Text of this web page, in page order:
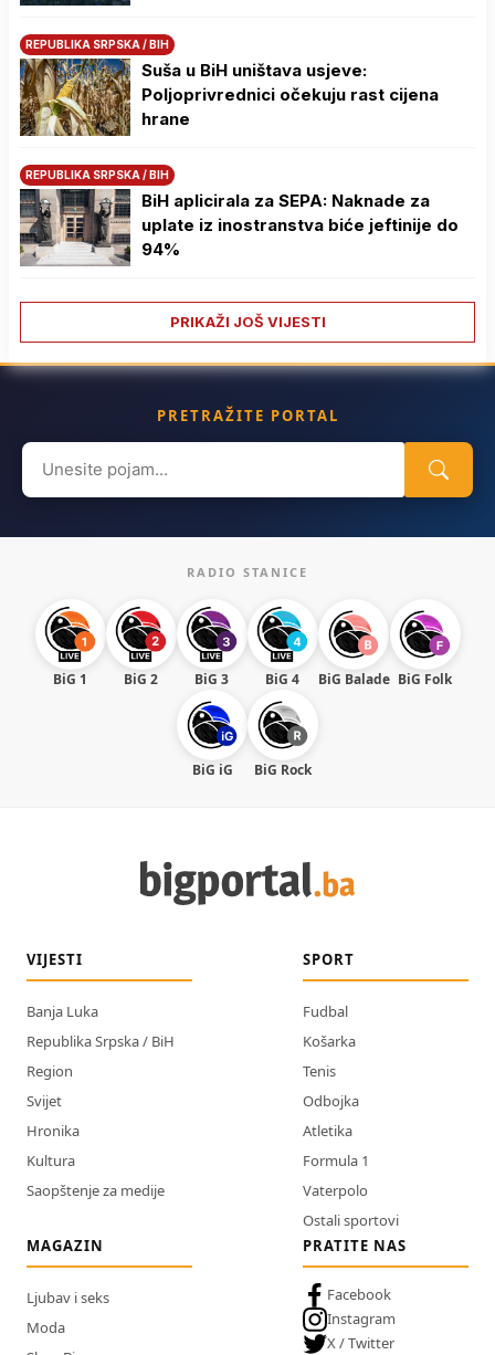
REPUBLIKA SRPSKA / BIH
Suša u BiH uništava usjeve:
Poljoprivrednici očekuju rast cijena
hrane
REPUBLIKA SRPSKA / BIH
BiH aplicirala za SEPA: Naknade za
uplate iz inostranstva biće jeftinije do
94%
PRIKAŽI JOŠ VIJESTI
PRETRAŽITE PORTAL
Search
for:
RADIO STANICE
BiG 1 BiG 2 BiG 3 BiG 4 BiG Balade BiG Folk
BiG iG BiG Rock
VIJESTI
Banja Luka
Republika Srpska / BiH
Region
Svijet
Hronika
Kultura
Saopštenje za medije
SPORT
Fudbal
Košarka
Tenis
Odbojka
Atletika
Formula 1
Vaterpolo
Ostali sportovi
MAGAZIN
Ljubav i seks
Moda
PRATITE NAS
Facebook
Instagram
X / Twitter